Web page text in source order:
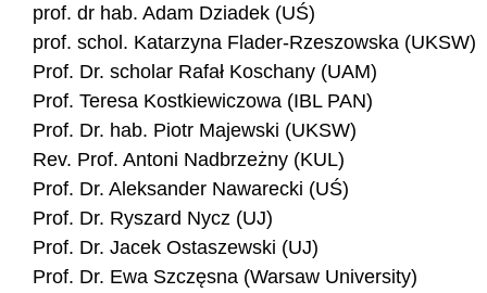
prof. dr hab. Adam Dziadek (UŚ)
prof. schol. Katarzyna Flader-Rzeszowska (UKSW)
Prof. Dr. scholar Rafał Koschany (UAM)
Prof. Teresa Kostkiewiczowa (IBL PAN)
Prof. Dr. hab. Piotr Majewski (UKSW)
Rev. Prof. Antoni Nadbrzeżny (KUL)
Prof. Dr. Aleksander Nawarecki (UŚ)
Prof. Dr. Ryszard Nycz (UJ)
Prof. Dr. Jacek Ostaszewski (UJ)
Prof. Dr. Ewa Szczęsna (Warsaw University)